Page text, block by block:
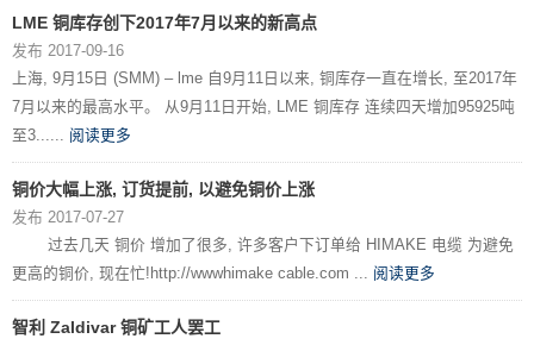
LME 铜库存创下2017年7月以来的新高点
发布 2017-09-16
上海, 9月15日 (SMM) – lme 自9月11日以来, 铜库存一直在增长, 至2017年
7月以来的最高水平。 从9月11日开始, LME 铜库存 连续四天增加95925吨
至3...... 阅读更多
铜价大幅上涨, 订货提前, 以避免铜价上涨
发布 2017-07-27
过去几天 铜价 增加了很多, 许多客户下订单给 HIMAKE 电缆 为避免
更高的铜价, 现在忙!http://wwwhimake cable.com ... 阅读更多
智利 Zaldivar 铜矿工人罢工